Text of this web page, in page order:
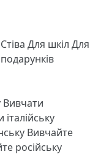
Для шкіл Для
Вивчати
італійську
Вивчайте
російську